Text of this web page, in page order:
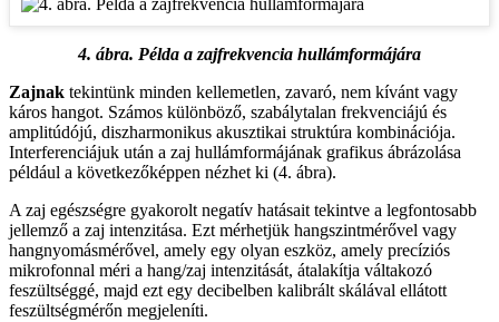
4. ábra. Példa a zajfrekvencia hullámformájára
Zajnak tekintünk minden kellemetlen, zavaró, nem kívánt vagy
káros hangot. Számos különböző, szabálytalan frekvenciájú és
amplitúdójú, diszharmonikus akusztikai struktúra kombinációja.
Interferenciájuk után a zaj hullámformájának grafikus ábrázolása
például a következőképpen nézhet ki (4. ábra).
A zaj egészségre gyakorolt negatív hatásait tekintve a legfontosabb
jellemző a zaj intenzitása. Ezt mérhetjük hangszintmérővel vagy
hangnyomásmérővel, amely egy olyan eszköz, amely precíziós
mikrofonnal méri a hang/zaj intenzitását, átalakítja váltakozó
feszültséggé, majd ezt egy decibelben kalibrált skálával ellátott
feszültségmérőn megjeleníti.